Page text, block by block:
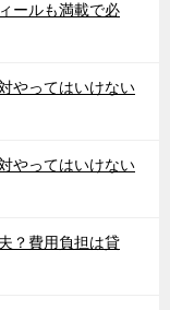
ールも満載で必
やってはいけない
やってはいけない
？費用負担は貸